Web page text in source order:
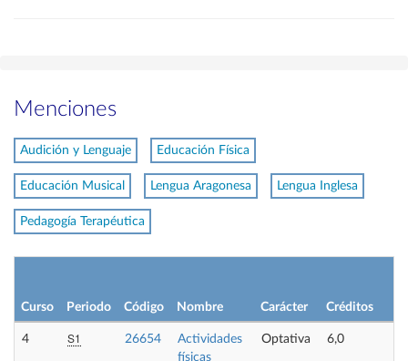
Menciones
Audición y Lenguaje Educación Física
Educación Musical Lengua Aragonesa Lengua Inglesa
Pedagogía Terapéutica
Curso Periodo Código Nombre Carácter Créditos
4 S1 26654
Actividades
físicas
Optativa 6,0